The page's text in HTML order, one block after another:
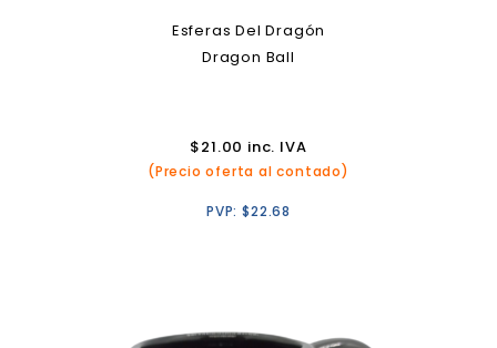
Esferas Del Dragón
Dragon Ball
$21.00 inc. IVA
(Precio oferta al contado)
PVP:$22.68